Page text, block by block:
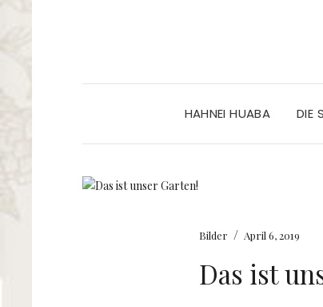
HAHNEI HUABA DIE
Bilder / April 6, 2019
Das ist